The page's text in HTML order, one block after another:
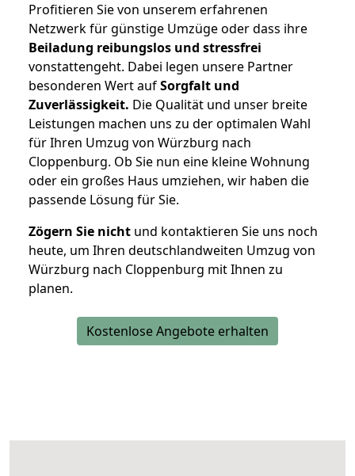
Profitieren Sie von unserem erfahrenen
Netzwerk für günstige Umzüge oder dass ihre
Beiladung reibungslos und stressfrei
vonstattengeht. Dabei legen unsere Partner
besonderen Wert aufSorgfalt und
Zuverlässigkeit. Die Qualität und unser breite
Leistungen machen uns zu der optimalen Wahl
für Ihren Umzug von Würzburg nach
Cloppenburg. Ob Sie nun eine kleine Wohnung
oder ein großes Haus umziehen, wir haben die
passende Lösung für Sie.
Zögern Sie nicht und kontaktieren Sie uns noch
heute, um Ihren deutschlandweiten Umzug von
Würzburg nach Cloppenburg mit Ihnen zu
planen.
Kostenlose Angebote erhalten